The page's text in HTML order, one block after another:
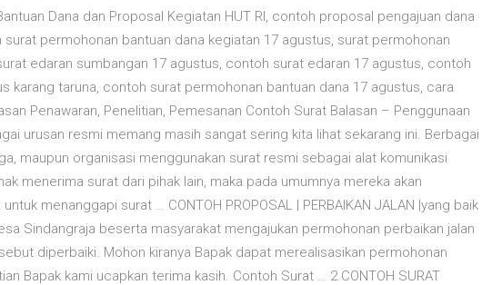
Dana dan Proposal Kegiatan HUT RI, contoh proposal pengajuan dana
permohonan bantuan dana kegiatan 17 agustus, surat permohonan
edaran sumbangan 17 agustus, contoh surat edaran 17 agustus, contoh
karang taruna, contoh surat permohonan bantuan dana 17 agustus, cara
Penawaran, Penelitian, Pemesanan Contoh Surat Balasan – Penggunaan
urusan resmi memang masih sangat sering kita lihat sekarang ini. Berbagai
maupun organisasi menggunakan surat resmi sebagai alat komunikasi
menerima surat dari pihak lain, maka pada umumnya mereka akan
menanggapi surat … CONTOH PROPOSAL | PERBAIKAN JALAN |yang baik
Sindangraja beserta masyarakat mengajukan permohonan perbaikan jalan
diperbaiki. Mohon kiranya Bapak dapat merealisasikan permohonan
Bapak kami ucapkan terima kasih. Contoh Surat … 2 CONTOH SURAT